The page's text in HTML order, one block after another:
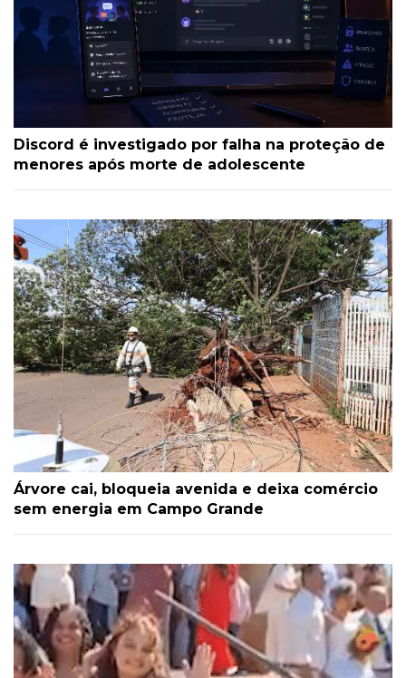
Discord é investigado por falha na proteção de
menores após morte de adolescente
Árvore cai, bloqueia avenida e deixa comércio
sem energia em Campo Grande